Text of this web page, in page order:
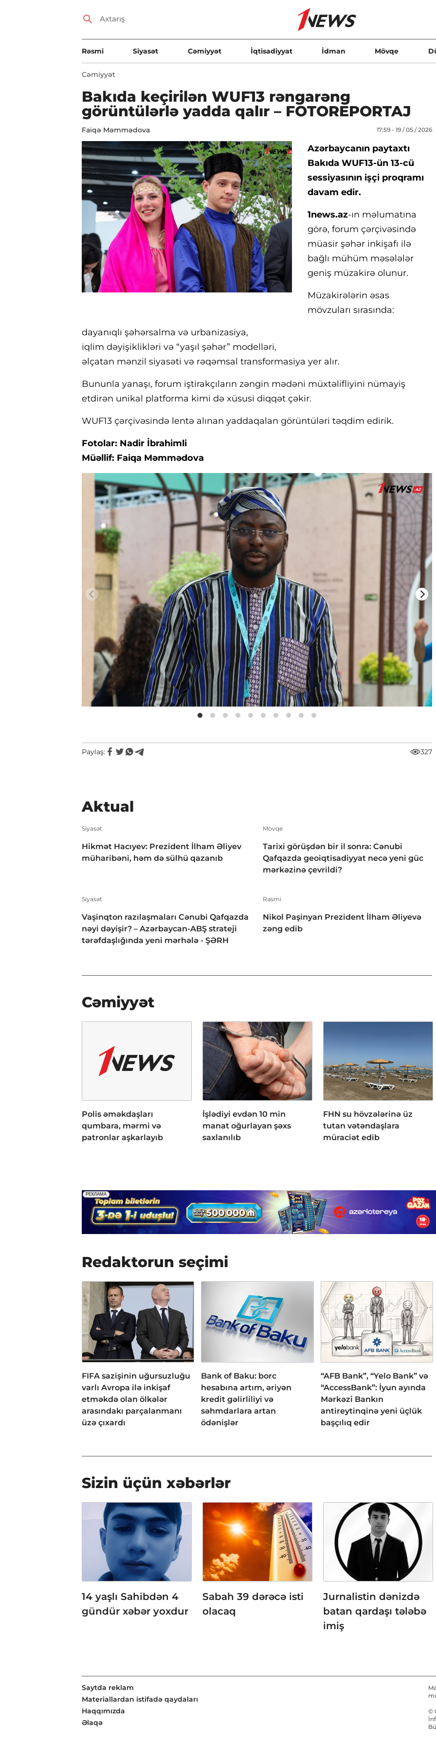
Rəsmi Siyasət Cəmiyyət İqtisadiyyat İdman Mövqe
Cəmiyyət
Bakıda keçirilən WUF13 rəngarəng
görüntülərlə yadda qalır – FOTOREPORTAJ
Faiqə Məmmədova 17:59 - 19 / 05 / 2026
Azərbaycanın paytaxtı
Bakıda WUF13-ün 13-cü
sessiyasının işçi proqramı
davam edir.
1news.az-ın məlumatına
görə, forum çərçivəsində
müasir şəhər inkişafı ilə
bağlı mühüm məsələlər
geniş müzakirə olunur.
Müzakirələrin əsas
mövzuları sırasında:
dayanıqlı şəhərsalma və urbanizasiya,
iqlim dəyişiklikləri və “yaşıl şəhər” modelləri,
əlçatan mənzil siyasəti və rəqəmsal transformasiya yer alır.
Bununla yanaşı, forum iştirakçıların zəngin mədəni müxtəlifliyini nümayiş
etdirən unikal platforma kimi də xüsusi diqqət çəkir.
WUF13 çərçivəsində lentə alınan yaddaqalan görüntüləri təqdim edirik.
Fotolar: Nadir İbrahimli
Müəllif: Faiqa Məmmədova
Paylaş: 327
Aktual
Siyasət
Hikmət Hacıyev: Prezident İlham Əliyev
müharibəni, həm də sülhü qazanıb
Mövqe
Tarixi görüşdən bir il sonra: Cənubi
Qafqazda geoiqtisadiyyat necə yeni güc
mərkəzinə çevrildi?
Siyasət
Vaşinqton razılaşmaları Cənubi Qafqazda
nəyi dəyişir? – Azərbaycan-ABŞ strateji
tərəfdaşlığında yeni mərhələ - ŞƏRH
Rəsmi
Nikol Paşinyan Prezident İlham Əliyevə
zəng edib
Cəmiyyət
Polis əməkdaşları
qumbara, mərmi və
patronlar aşkarlayıb
İşlədiyi evdən 10 min
manat oğurlayan şəxs
saxlanılıb
FHN su hövzələrinə üz
tutan vətəndaşlara
müraciət edib
Redaktorun seçimi
FIFA sazişinin uğursuzluğu
varlı Avropa ilə inkişaf
etməkdə olan ölkələr
arasındakı parçalanmanı
üzə çıxardı
Bank of Baku: borc
hesabına artım, əriyən
kredit gəlirliliyi və
səhmdarlara artan
ödənişlər
“AFB Bank”, “Yelo Bank” və
“AccessBank”: İyun ayında
Mərkəzi Bankın
antireytinqinə yeni üçlük
başçılıq edir
Sizin üçün xəbərlər
14 yaşlı Sahibdən 4
gündür xəbər yoxdur
Sabah 39 dərəcə isti
olacaq
Jurnalistin dənizdə
batan qardaşı tələbə
imiş
Saytda reklam
Materiallardan istifadə qaydaları
Haqqımızda
Əlaqə
©